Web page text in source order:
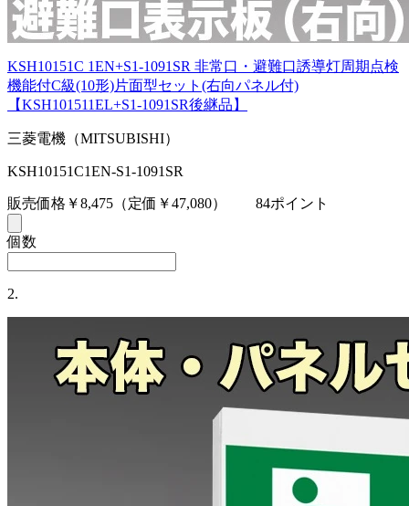
KSH10151C 1EN+S1-1091SR 非常口・避難口誘導灯周期点検
機能付C級(10形)片面型セット(右向パネル付)
【KSH101511EL+S1-1091SR後継品】
三菱電機（MITSUBISHI）
KSH10151C1EN-S1-1091SR
販売価格￥8,475 （定価￥47,080） 84ポイント
個数
2.